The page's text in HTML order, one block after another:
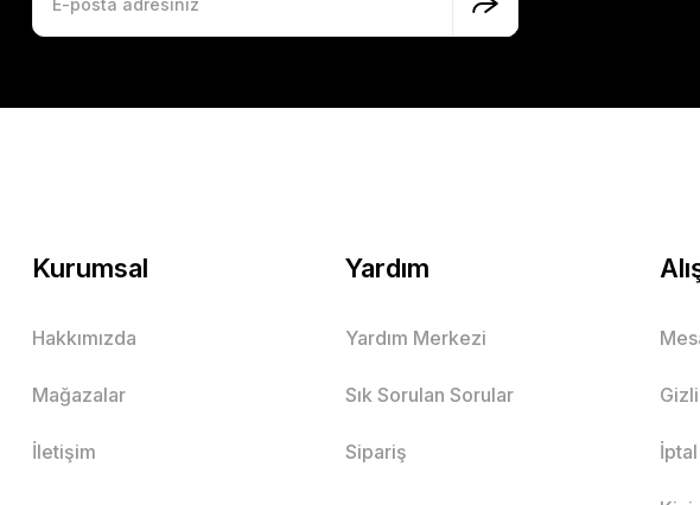
Kurumsal
Hakkımızda
Mağazalar
İletişim
Yardım
Yardım Merkezi
Sık Sorulan Sorular
Sipariş